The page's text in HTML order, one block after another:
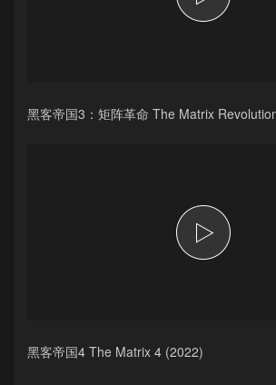
黑客帝国3：矩阵革命 The Matrix
黑客帝国4 The Matrix 4 (2022)